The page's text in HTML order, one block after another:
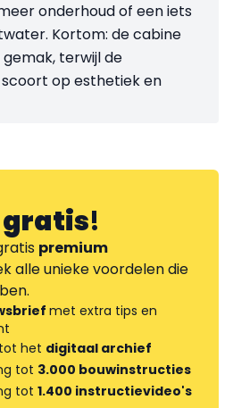
onderhoud of een iets
Kortom: de cabine
terwijl de
op esthetiek en
gratis!
premium
alle unieke voordelen die
met extra tips en
het digitaal archief
tot 3.000 bouwinstructies
tot 1.400 instructievideo's